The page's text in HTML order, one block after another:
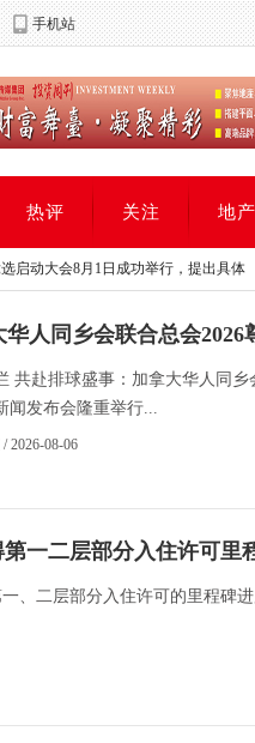
手机站
热评 关注 地产
大会8月1日成功举行，提出具体 頤
华人同乡会联合总会
共赴排球盛事：加拿大华人同乡
闻发布会隆重举行...
/ 2026-08-06
一二层部分入住许可里
一、二层部分入住许可的里程碑